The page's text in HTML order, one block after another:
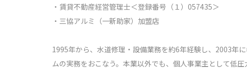
・賃貸不動産経営管理士＜登録番号（１）057435＞
・三協アルミ（一新助家）加盟店
1995年から、水道修理・設備業務を約6年経験し、2003年
ムの実務をおこなう。本業以外でも、個人事業主として低